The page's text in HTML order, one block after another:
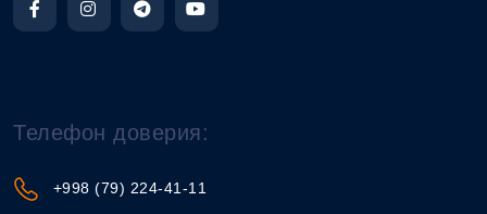
Телефон доверия:
+998 (79) 224-41-11